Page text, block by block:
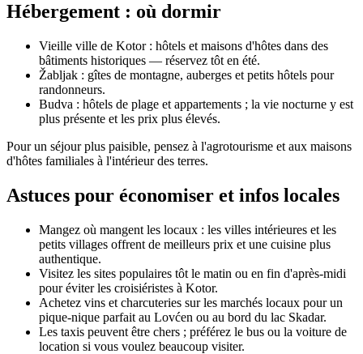
Hébergement : où dormir
Vieille ville de Kotor : hôtels et maisons d'hôtes dans des
bâtiments historiques — réservez tôt en été.
Žabljak : gîtes de montagne, auberges et petits hôtels pour
randonneurs.
Budva : hôtels de plage et appartements ; la vie nocturne y est
plus présente et les prix plus élevés.
Pour un séjour plus paisible, pensez à l'agrotourisme et aux maisons
d'hôtes familiales à l'intérieur des terres.
Astuces pour économiser et infos locales
Mangez où mangent les locaux : les villes intérieures et les
petits villages offrent de meilleurs prix et une cuisine plus
authentique.
Visitez les sites populaires tôt le matin ou en fin d'après-midi
pour éviter les croisiéristes à Kotor.
Achetez vins et charcuteries sur les marchés locaux pour un
pique-nique parfait au Lovćen ou au bord du lac Skadar.
Les taxis peuvent être chers ; préférez le bus ou la voiture de
location si vous voulez beaucoup visiter.